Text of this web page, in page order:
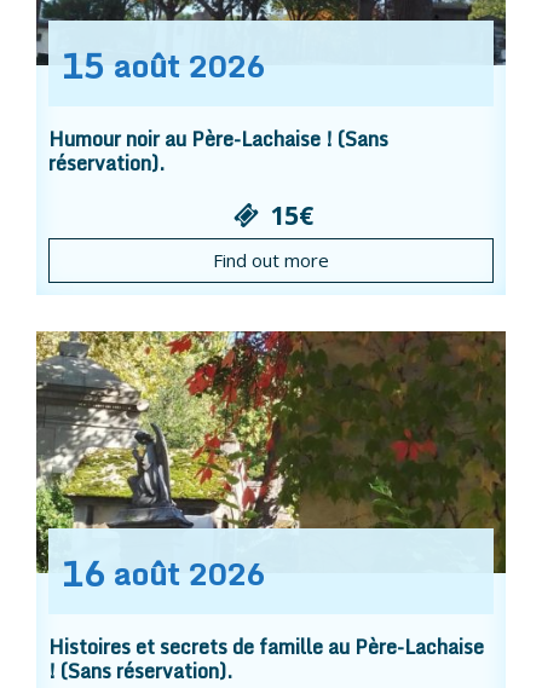
15 août 2026
Humour noir au Père-Lachaise ! (Sans
réservation).
15€
Find out more
16 août 2026
Histoires et secrets de famille au Père-Lachaise
! (Sans réservation).